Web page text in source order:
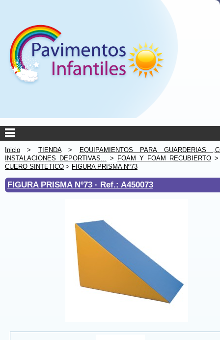
Inicio > TIENDA>
EQUIPAMIENTOS PARA GUARDERIAS
INSTALACIONES DEPORTIVAS... > FOAM Y FOAM RECUBIERTO
CUERO SINTETICO > FIGURA PRISMA Nº73
FIGURA PRISMA Nº73 · Ref.: A450073